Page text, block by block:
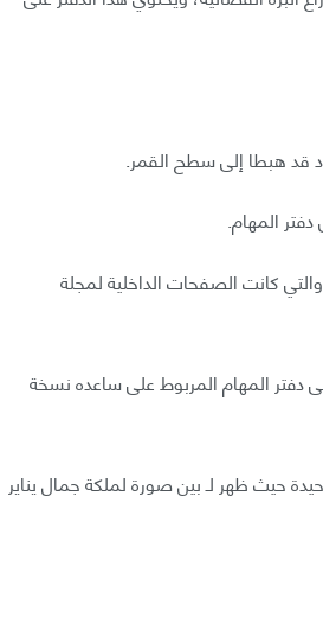
المهام.
كانت الصفحات الداخلية لمجلة
الاحتياطي لبعثة أبولو 12 قام بطباعة على دفتر المهام المربوط على ساعده نسخة
حيث ظهر لـ بين صورة لملكة جمال يناير